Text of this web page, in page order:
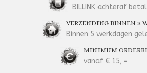
BILLINK achteraf
VERZENDING BINNEN 3
Binnen 5 werkdagen
MINIMUM
vanaf € 15, =